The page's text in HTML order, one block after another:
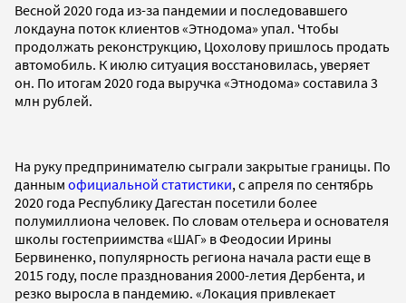
Весной 2020 года из-за пандемии и последовавшего
локдауна поток клиентов «Этнодома» упал. Чтобы
продолжать реконструкцию, Цохолову пришлось продать
автомобиль. К июлю ситуация восстановилась, уверяет
он. По итогам 2020 года выручка «Этнодома» составила 3
млн рублей.
На руку предпринимателю сыграли закрытые границы. По
данным официальной статистики, с апреля по сентябрь
2020 года Республику Дагестан посетили более
полумиллиона человек. По словам отельера и основателя
школы гостеприимства «ШАГ» в Феодосии Ирины
Бервиненко, популярность региона начала расти еще в
2015 году, после празднования 2000-летия Дербента, и
резко выросла в пандемию. «Локация привлекает